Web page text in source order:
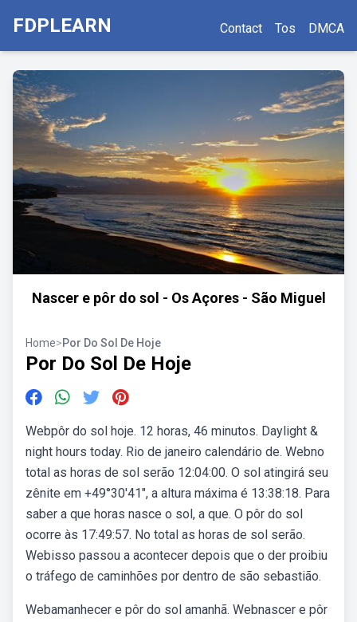
FDPLEARN Contact Tos DMCA
Nascer e pôr do sol - Os Açores - São Miguel
Home>Por Do Sol De Hoje
Por Do Sol De Hoje
Webpôr do sol hoje. 12 horas, 46 minutos. Daylight &
night hours today. Rio de janeiro calendário de. Webno
total as horas de sol serão 12:04:00. O sol atingirá seu
zênite em +49°30′41″, a altura máxima é 13:38:18. Para
saber a que horas nasce o sol, a que. O pôr do sol
ocorre às 17:49:57. No total as horas de sol serão.
Webisso passou a acontecer depois que o der proibiu
o tráfego de caminhões por dentro de são sebastião.
Webamanhecer e pôr do sol amanhã. Webnascer e pôr